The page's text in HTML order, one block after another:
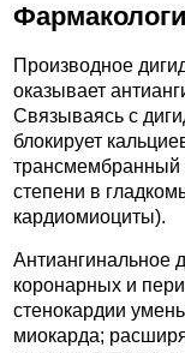
Производное
оказывает
Связываясь с
блокирует
трансмембранный
степени в
кардиомиоциты).
Антиангинальное
коронарных и
стенокардии
миокарда;